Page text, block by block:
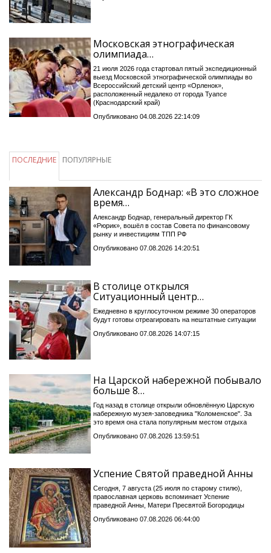
Московская этнографическая
олимпиада…
21 июля 2026 года стартовал пятый экспедиционный
выезд Московской этнографической олимпиады во
Всероссийский детский центр «Орленок»,
расположенный недалеко от города Туапсе
(Краснодарский край)
Опубликовано 04.08.2026 22:14:09
ПОСЛЕДНИЕ ПОПУЛЯРНЫЕ
Александр Боднар: «В это сложное
время…
Александр Боднар, генеральный директор ГК
«Рюрик», вошёл в состав Совета по финансовому
рынку и инвестициям ТПП РФ
Опубликовано 07.08.2026 14:20:51
В столице открылся
Ситуационный центр…
Ежедневно в круглосуточном режиме 30 операторов
будут готовы отреагировать на нештатные ситуации
Опубликовано 07.08.2026 14:07:15
На Царской набережной побывало
больше 8…
Год назад в столице открыли обновлённую Царскую
набережную музея-заповедника "Коломенское". За
это время она стала популярным местом отдыха
Опубликовано 07.08.2026 13:59:51
Успение Святой праведной Анны
Сегодня, 7 августа (25 июля по старому стилю),
православная церковь вспоминает Успение
праведной Анны, Матери Пресвятой Богородицы
Опубликовано 07.08.2026 06:44:00